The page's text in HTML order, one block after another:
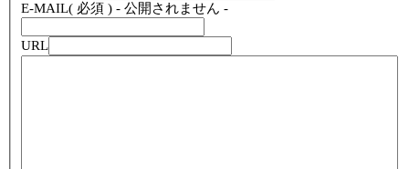
E-MAIL( 必須 ) - 公開されません -
URL